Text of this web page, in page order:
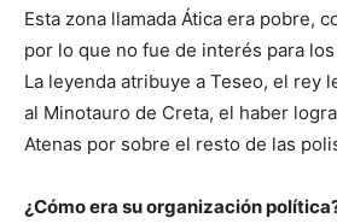
Esta zona llamada Ática era pobre,
por lo que no fue de interés para
La leyenda atribuye a Teseo, el rey
al Minotauro de Creta, el haber
Atenas por sobre el resto de las
¿Cómo era su organización